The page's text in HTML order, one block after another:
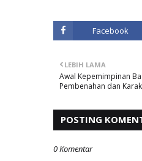
Facebook
LEBIH LAMA
Awal Kepemimpinan
Pembenahan dan
POSTING
0 Komentar